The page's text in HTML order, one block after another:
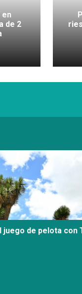
en
de 2
de pelota con